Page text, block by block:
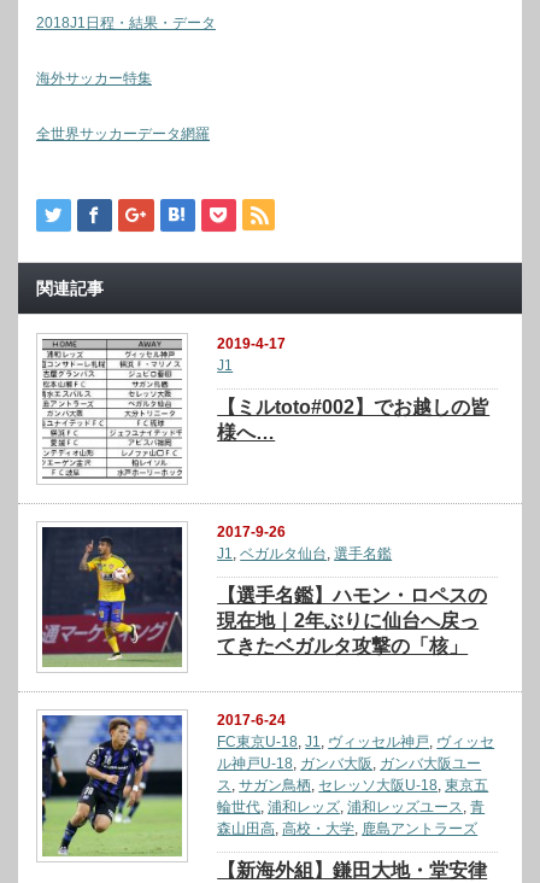
2018J1日程・結果・データ
海外サッカー特集
全世界サッカーデータ網羅
関連記事
2019-4-17
J1
【ミルtoto#002】でお越しの皆
様へ…
2017-9-26
J1,ベガルタ仙台,選手名鑑
【選手名鑑】ハモン・ロペスの
現在地｜2年ぶりに仙台へ戻っ
てきたベガルタ攻撃の「核」
2017-6-24
FC東京U-18,J1, ヴィッセル神戸, ヴィッセ
ル神戸U-18, ガンバ大阪 , ガンバ大阪ユー
ス,サガン鳥栖, セレッソ大阪U-18,東京五
輪世代,浦和レッズ,浦和レッズユース,青
森山田高,高校・大学, 鹿島アントラーズ
【新海外組】鎌田大地・堂安律